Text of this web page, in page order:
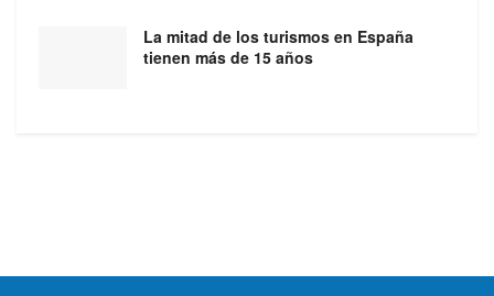
La mitad de los turismos en España
tienen más de 15 años